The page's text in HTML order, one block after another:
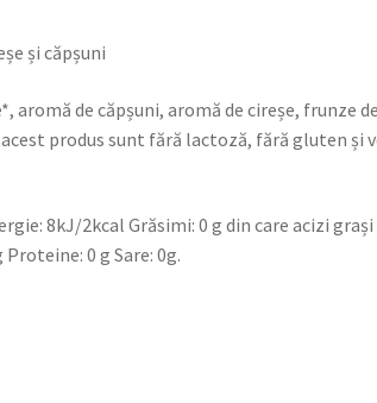
și căpșuni
aromă de căpșuni, aromă de cireșe, frunze
produs sunt fără lactoză, fără gluten și
8kJ/2kcal Grăsimi: 0 g din care acizi grași
0 g Sare: 0g.